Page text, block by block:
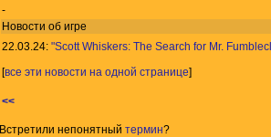
-
Новости об игре
22.03.24: "Scott Whiskers: The Search for Mr.
[все эти новости на одной странице]
<<
Встретили непонятный термин?